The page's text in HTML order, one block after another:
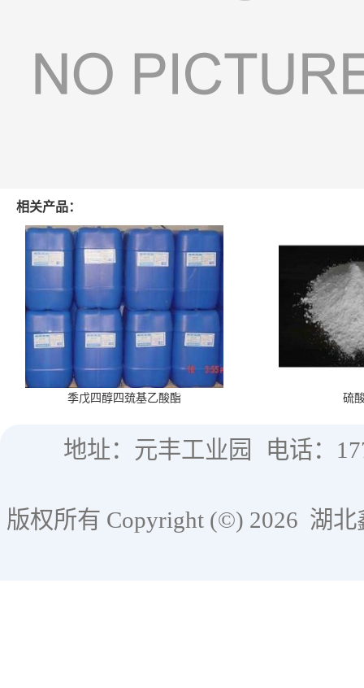
相关产品：
季戊四醇四巯基乙酸酯 硫
地址：元丰工业园 电话：
版权所有 Copyright (©) 2026 湖北